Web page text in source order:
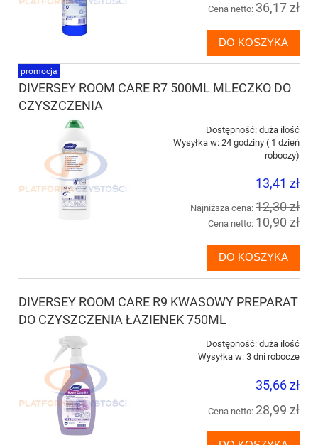
Cena netto: 36,17 zł
DO KOSZYKA
DIVERSEY ROOM CARE R7 500ML MLECZKO DO
CZYSZCZENIA
Dostępność: duża ilość
Wysyłka w: 24 godziny ( 1 dzień
roboczy)
13,41 zł
Najniższa cena: 12,30 zł
Cena netto: 10,90 zł
DO KOSZYKA
promocja
DIVERSEY ROOM CARE R9 KWASOWY PREPARAT
DO CZYSZCZENIA ŁAZIENEK 750ML
Dostępność: duża ilość
Wysyłka w: 3 dni robocze
35,66 zł
Cena netto: 28,99 zł